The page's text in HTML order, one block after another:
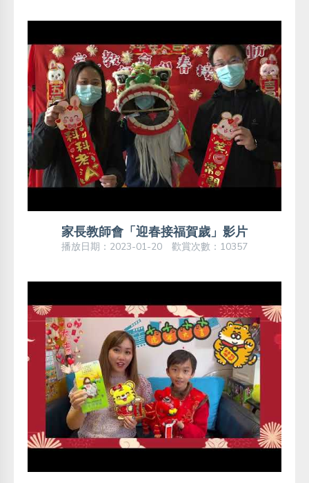
家長教師會「迎春接福賀歲」影片
播放日期：2023-01-20 歡賞次數：10357